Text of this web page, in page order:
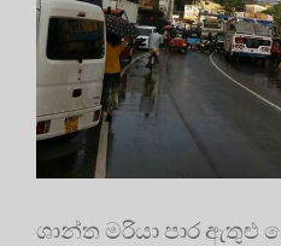
ශාන්ත මරියා පාර